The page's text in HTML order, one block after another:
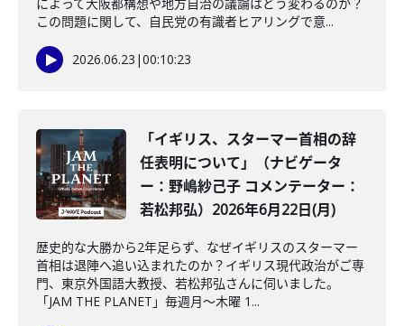
この問題に関して、自民党の有識者ヒアリングで意...
2026.06.23 |00:10:23
「イギリス、スターマー首相の辞
任表明について」（ナビゲータ
ー：野嶋紗己子 コメンテーター：
若松邦弘）2026年6月22日(月)
歴史的な大勝から2年足らず、なぜイギリスのスターマー
首相は退陣へ追い込まれたのか？イギリス現代政治がご専
門、東京外国語大教授、若松邦弘さんに伺いました。
「JAM THE PLANET」毎週月～木曜 1...